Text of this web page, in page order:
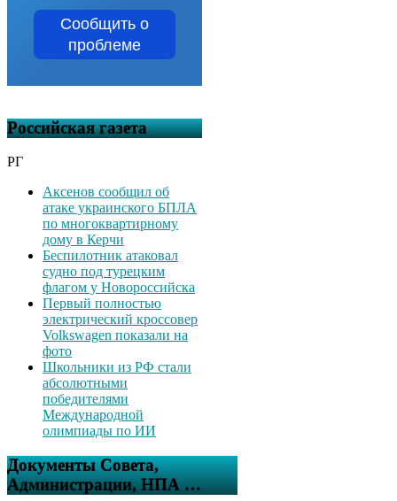
Сообщить о
проблеме
Российская газета
РГ
Аксенов сообщил об
атаке украинского БПЛА
по многоквартирному
дому в Керчи
Беспилотник атаковал
судно под турецким
флагом у Новороссийска
Первый полностью
электрический кроссовер
Volkswagen показали на
фото
Школьники из РФ стали
абсолютными
победителями
Международной
олимпиады по ИИ
Документы Совета,
Администрации, НПА …